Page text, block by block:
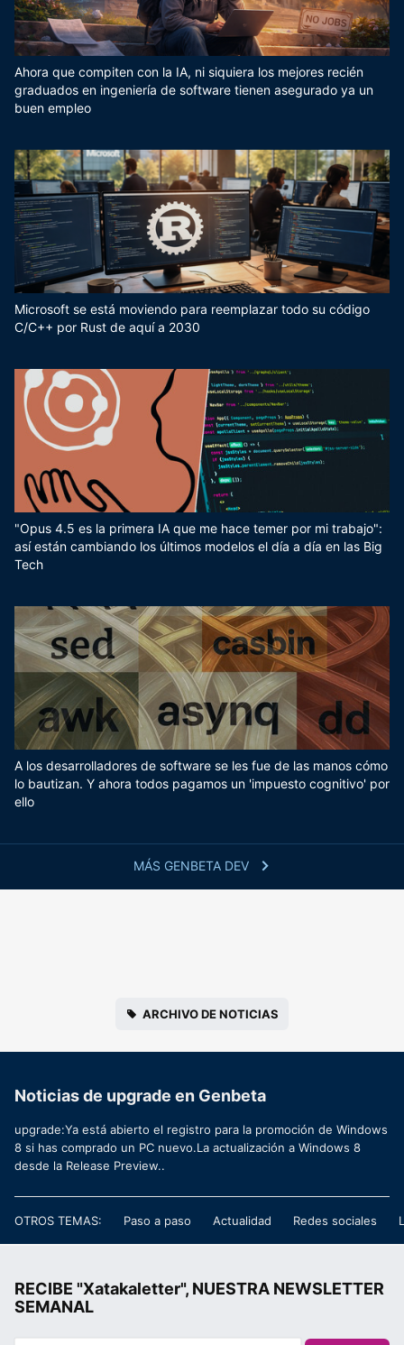
MÁS GENBETA DEV
Ahora que compiten con la IA, ni siquiera los mejores recién
graduados en ingeniería de software tienen asegurado ya un
buen empleo
Microsoft se está moviendo para reemplazar todo su código
C/C++ por Rust de aquí a 2030
"Opus 4.5 es la primera IA que me hace temer por mi trabajo":
así están cambiando los últimos modelos el día a día en las Big
Tech
A los desarrolladores de software se les fue de las manos cómo
lo bautizan. Y ahora todos pagamos un 'impuesto cognitivo' por
ello
ARCHIVO DE NOTICIAS
Noticias de upgrade en Genbeta
upgrade:Ya está abierto el registro para la promoción de Windows
8 si has comprado un PC nuevo.La actualización a Windows 8
desde la Release Preview..
OTROS TEMAS: Paso a paso Actualidad Redes sociales
RECIBE "Xatakaletter", NUESTRA NEWSLETTER
SEMANAL